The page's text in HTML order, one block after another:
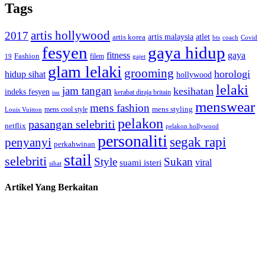
Tags
2017 artis hollywood artis korea artis malaysia atlet bts coach Covid
19 Fashion fesyen filem fitness gajet gaya hidup gaya
hidup sihat glam lelaki grooming hollywood horologi
indeks fesyen isu jam tangan kerabat diraja britain kesihatan lelaki
Louis Vuitton mens cool style mens fashion mens styling menswear
netflix pasangan selebriti pelakon pelakon hollywood
penyanyi perkahwinan personaliti segak rapi
selebriti sihat stail Style suami isteri Sukan viral
Artikel Yang Berkaitan